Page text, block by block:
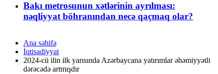
Bakı metrosunun xətlərinin ayrılması:
nəqliyyat böhranından necə qaçmaq olar?
Ana səhifə
İqtisadiyyat
2024-cü ilin ilk yarısında Azərbaycana yatırımlar əhəmiyyətli
dərəcədə artmışdır